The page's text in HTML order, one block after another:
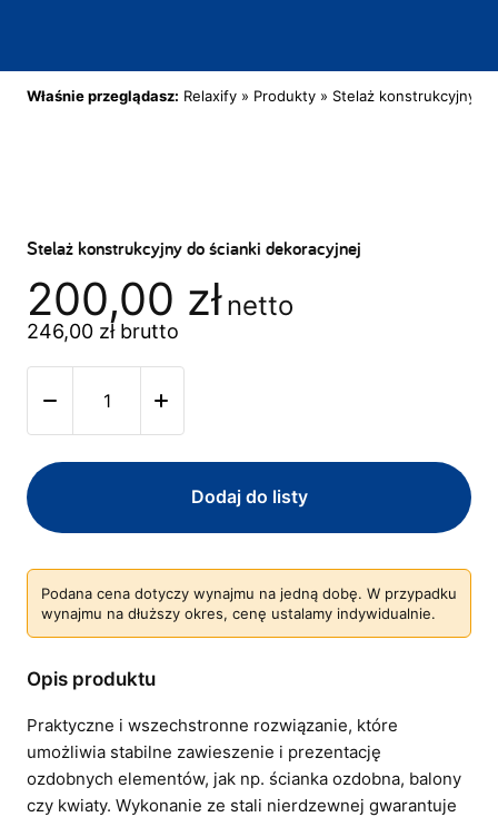
Właśnie przeglądasz: Relaxify » Produkty » Stelaż konstrukcyjny
Stelaż konstrukcyjny do ścianki dekoracyjnej
200,00 zł netto
246,00 złbrutto
Dodaj do listy
Podana cena dotyczy wynajmu na jedną dobę. W przypadku
wynajmu na dłuższy okres, cenę ustalamy indywidualnie.
Opis produktu
Praktyczne i wszechstronne rozwiązanie, które
umożliwia stabilne zawieszenie i prezentację
ozdobnych elementów, jak np. ścianka ozdobna, balony
czy kwiaty. Wykonanie ze stali nierdzewnej gwarantuje